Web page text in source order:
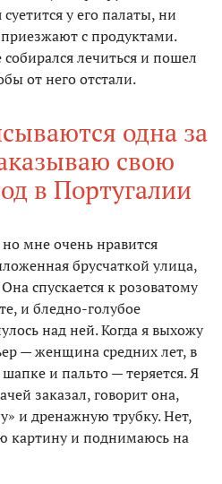
у его палаты, ни
с продуктами.
лечиться и пошел
от него отстали.
одна за
свою
в Португалии
мне очень нравится
брусчаткой улица,
спускается к розоватому
и бледно-голубое
над ней. Когда я выхожу
— женщина средних лет, в
и пальто — теряется. Я
заказал, говорит она,
и дренажную трубку. Нет,
картину и поднимаюсь на